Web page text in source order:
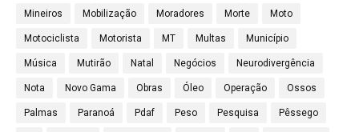
Mineiros Mobilização Moradores Morte Moto
Motociclista Motorista MT Multas Município
Música Mutirão Natal Negócios Neurodivergência
Nota Novo Gama Obras Óleo Operação Ossos
Palmas Paranoá Pdaf Peso Pesquisa Pêssego